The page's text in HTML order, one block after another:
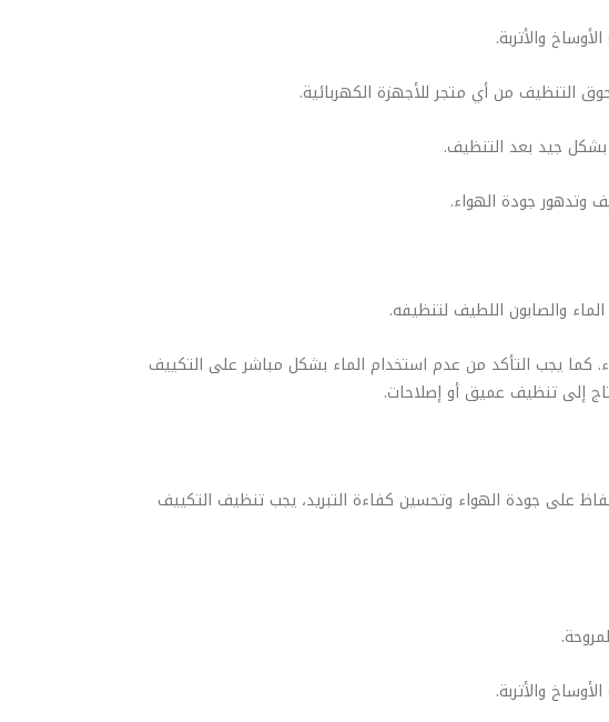
كما يجب التأكد من عدم استخدام الماء بشكل مباشر على التكييف
إلى تنظيف عميق أو إصلاحات.
على جودة الهواء وتحسين كفاءة التبريد، يجب تنظيف التكييف